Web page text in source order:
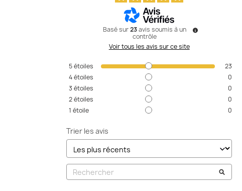
Basé sur23avis soumis à un
contrôle
Voir tous les avis sur ce site
5étoiles
23
4étoiles
0
3 étoiles
0
2étoiles
0
1 étoile 0
Trier les avis